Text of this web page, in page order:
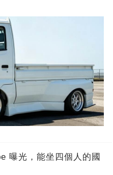
曝光，能坐四個人的國